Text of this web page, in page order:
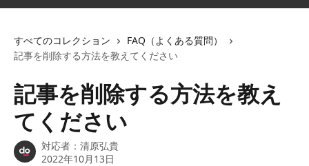
すべてのコレクション
FAQ（よくある質問）
記事を削除する方法を教えてください
記事を削除する方法を教え
てください
対応者： 清原弘貴
2022年10月13日